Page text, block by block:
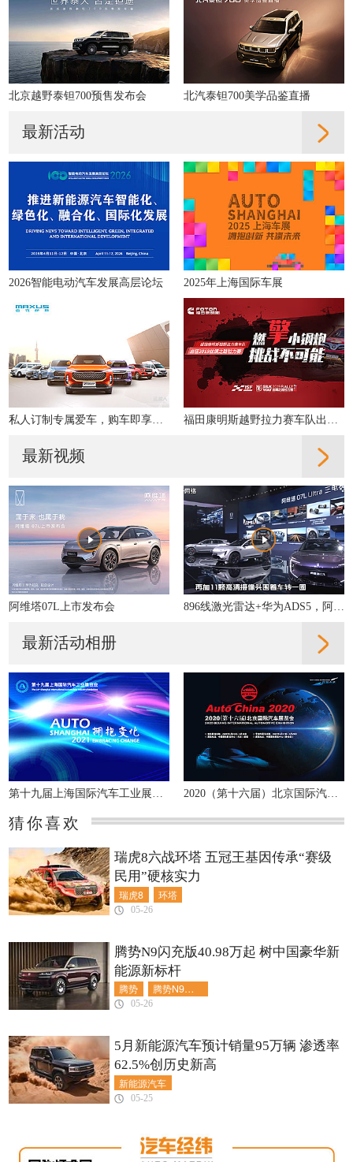
北京越野泰钽700预售发布会 北汽泰钽700美学品鉴直播
最新活动
2026智能电动汽车发展高层论坛 2025年上海国际车展
最新视频
阿维塔07L上市发布会
最新活动相册
第十九届上海国际汽车工业展览会 2020（第十六届）北京国际汽车展览会
猜你喜欢
瑞虎8 环塔
瑞虎8六战环塔 五冠王基因传承“赛级
民用”硬核实力
05-26
腾势 腾势N9闪充版
腾势N9闪充版40.98万起 树中国豪华新
能源新标杆
05-26
新能源汽车
5月新能源汽车预计销量95万辆 渗透率
62.5%创历史新高
05-25